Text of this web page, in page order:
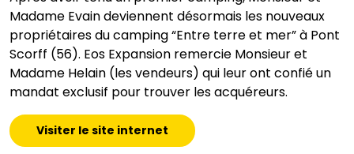
Madame Evain deviennent désormais les nouveaux
propriétaires du camping “Entre terre et mer” à Pont
Scorff (56). Eos Expansion remercie Monsieur et
Madame Helain (les vendeurs) qui leur ont confié un
mandat exclusif pour trouver les acquéreurs.
Visiter le site internet